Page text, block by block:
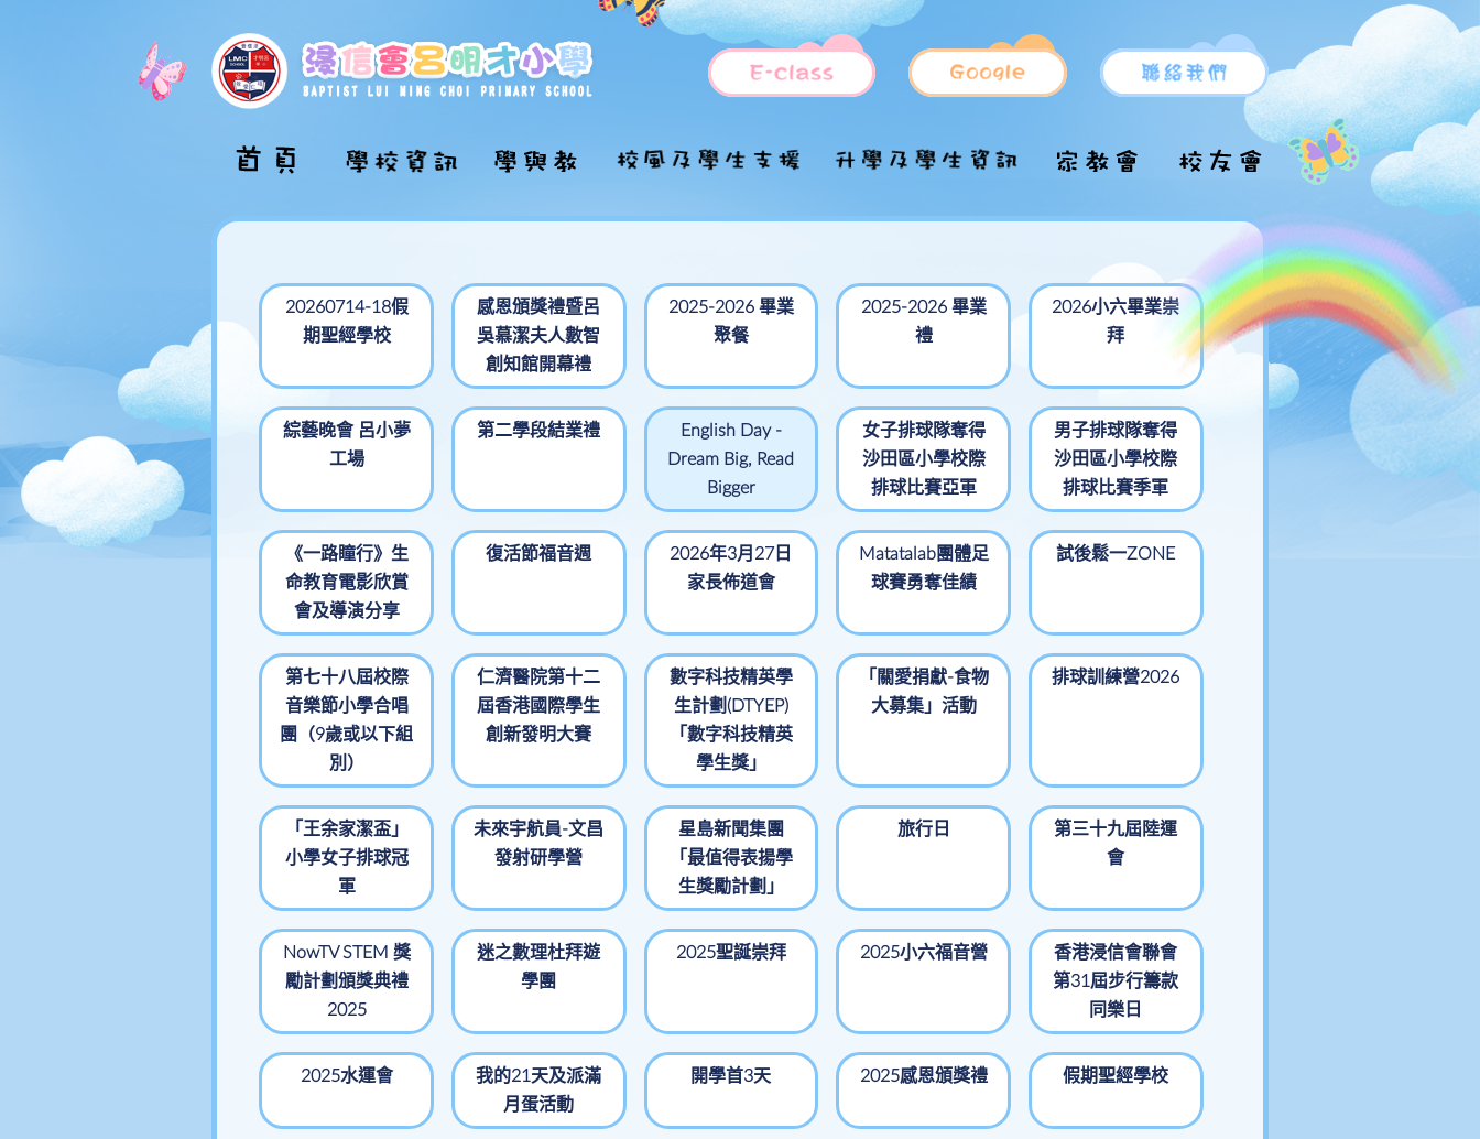
校長的話
學校概覽 學校歷史
學校願景及使命
校訓及校歌
法團校董會
學校組織圖
校舍巡禮 課室及設施分佈
設施介紹
學校發展計劃 周年校務報告
學校發展計劃書
周年校務計劃書
校本課後學習及支
學校津貼
全方位學習津貼運
姊妹學校計劃
學生活動支援津貼
支援非華語學童的
中文學與教
處理投訴政策及程
全年適用書表
傳媒快訊
呂小校報
聯絡方法
辦公時間
國家安全教育 管理架構
各持份者的角色
課程特色 全方位學習
照顧學習多樣性
融合教育
中文科
English
數學科
常識科
視藝科
音樂科
體育科
倫理及宗教科
電腦科
普通話科
圖書
家課政策
福音工作
課外活動 目的
興趣班
周五活動課
一體一藝一學術
小一入學資訊 小一新生支援
小一申請
小一備取生入學申
請
小一自行分配學位
結果
升中派位
升中推薦信表格
升中資訊
各區中學名單
學童服務 校服/運動服
校車
插班生申請
20260714-18假
期聖經學校
感恩頒獎禮暨呂
吳慕潔夫人數智
創知館開幕禮
2025-2026 畢業
聚餐
2025-2026 畢業
禮
2026小六畢業崇
拜
綜藝晚會 呂小夢
工場
第二學段結業禮
English Day -
Dream Big, Read
Bigger
女子排球隊奪得
沙田區小學校際
排球比賽亞軍
男子排球隊奪得
沙田區小學校際
排球比賽季軍
《一路瞳行》生
命教育電影欣賞
會及導演分享
復活節福音週
2026年3月27日
家長佈道會
Matatalab團體足
球賽勇奪佳績
試後鬆一ZONE
第七十八屆校際
音樂節小學合唱
團（9歲或以下組
別）
仁濟醫院第十二
屆香港國際學生
創新發明大賽
數字科技精英學
生計劃(DTYEP)
「數字科技精英
學生獎」
「關愛捐獻-食物
大募集」活動
排球訓練營2026
「王余家潔盃」
小學女子排球冠
軍
未來宇航員-文昌
發射研學營
星島新聞集團
「最值得表揚學
生獎勵計劃」
旅行日
第三十九屆陸運
會
NowTV STEM 獎
勵計劃頒獎典禮
2025
迷之數理杜拜遊
學團
2025聖誕崇拜 2025小六福音營
香港浸信會聯會
第31屆步行籌款
同樂日
2025水運會
我的21天及派滿
月蛋活動
開學首3天 2025感恩頒獎禮 假期聖經學校